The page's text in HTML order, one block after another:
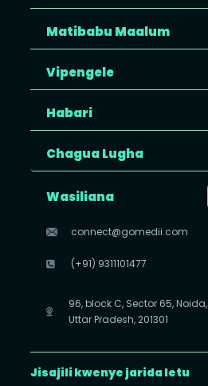
Matibabu Maalum
Vipengele
Habari
Chagua Lugha
Wasiliana
connect@gomedii.com
(+91) 9311101477
96, block C, Sector 65, Noida,
Uttar Pradesh, 201301
Jisajili kwenye jarida letu